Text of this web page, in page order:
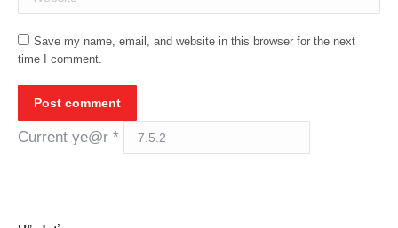
Save my name, email, and website in this browser for the next
time I comment.
Post comment
Current ye@r *